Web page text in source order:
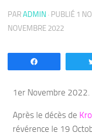
PARADMIN · PUBLIÉ 1
NOVEMBRE 2022
1er Novembre 2022.
Après le décès de
révérence le 19